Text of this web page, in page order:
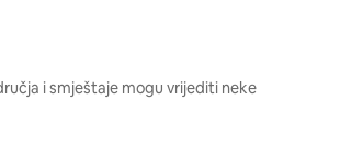
i smještaje mogu vrijediti neke